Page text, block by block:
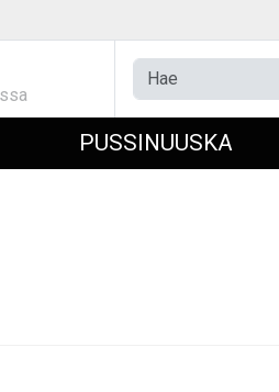
PUSSINUUSKA